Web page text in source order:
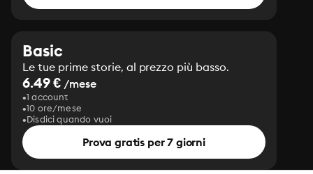
Basic
Le tue prime storie, al prezzo più basso.
6.49 € /mese
1 account
10 ore/mese
Disdici quando vuoi
Prova gratis per 7 giorni